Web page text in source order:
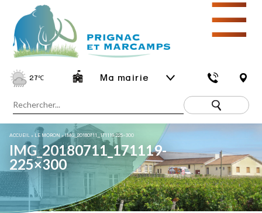
27℃ Ma mairie
☰
ACCUEIL » LE MORON »IMG_20180711_171119-225×300
IMG_20180711_171119-
225×300